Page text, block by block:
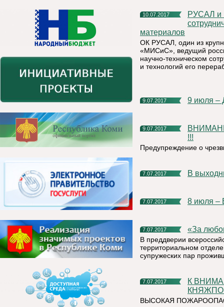
10.07.2017
РУСАЛ и НИТУ «МИСиС» заключили соглашение о
материалов
ОК РУСАЛ, один из
«МИСиС», ведущий
научно-техническом
и технологий его
9.07.2017 9 июля
9.07.2017
ВНИМАНИЮ НАСЕЛЕНИЯ КНЯЖПОГОСТСКОГО РАЙОНА
!!!
Предупреждение о
7.07.2017 В
7.07.2017 8 июля
7.07.2017 «За
В преддверии
территориальном
супружеских пар
7.07.2017
К ВНИМАНИЮ ЖИТЕЛЕЙ И ОРГАНИЗАЦИЙ
ВЫСОКАЯ